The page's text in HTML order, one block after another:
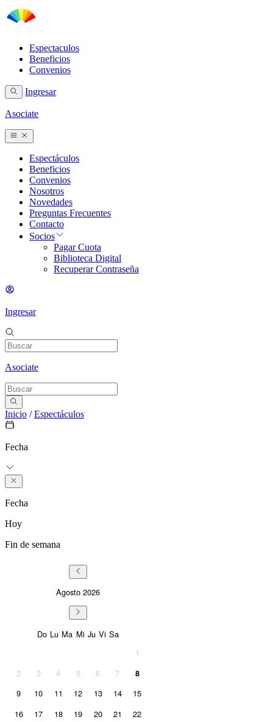
Espectaculos
Beneficios
Convenios
Ingresar
Asociate
Espectáculos
Beneficios
Convenios
Nosotros
Novedades
Preguntas Frecuentes
Contacto
Socios
Pagar Cuota
Biblioteca Digital
Recuperar Contraseña
Ingresar
Asociate
Inicio /Espectáculos
Fecha
Fecha
Hoy
Fin de semana
Agosto 2026
Sunday
Do Monday
Lu Tuesday
Ma Wednesday
Mi Thursday
Ju Friday
Vi Saturday
Sa
1
2
3 4 5 6 7 8
9 10 11 12 13 14
15
16
17 18 19 20 21
22